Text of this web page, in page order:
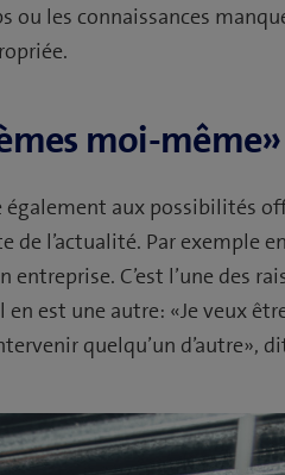
ou les connaissances
moi-même»
également aux possibilités
l’actualité. Par exemple
C’est l’une des
est une autre: «Je veux
quelqu’un d’autre»,